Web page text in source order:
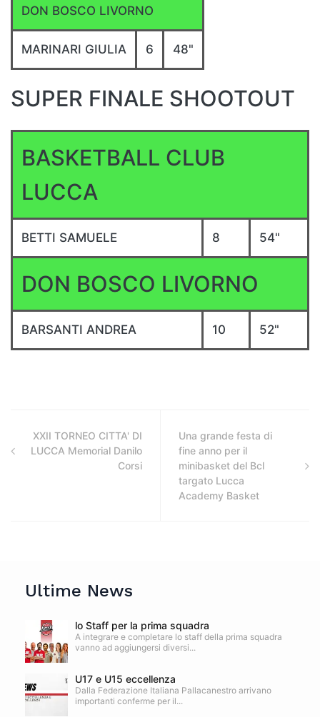
DON BOSCO LIVORNO
MARINARI GIULIA 6 48"
SUPER FINALE SHOOTOUT
BASKETBALL CLUB
LUCCA
BETTI SAMUELE 8 54"
DON BOSCO LIVORNO
BARSANTI ANDREA 10 52"
XXII TORNEO CITTA' DI
LUCCA Memorial Danilo
Corsi
Una grande festa di
fine anno per il
minibasket del Bcl
targato Lucca
Academy Basket
Ultime News
lo Staff per la prima squadra
A integrare e completare lo staff della prima squadra
vanno ad aggiungersi diversi...
U17 e U15 eccellenza
Dalla Federazione Italiana Pallacanestro arrivano
importanti conferme per il...